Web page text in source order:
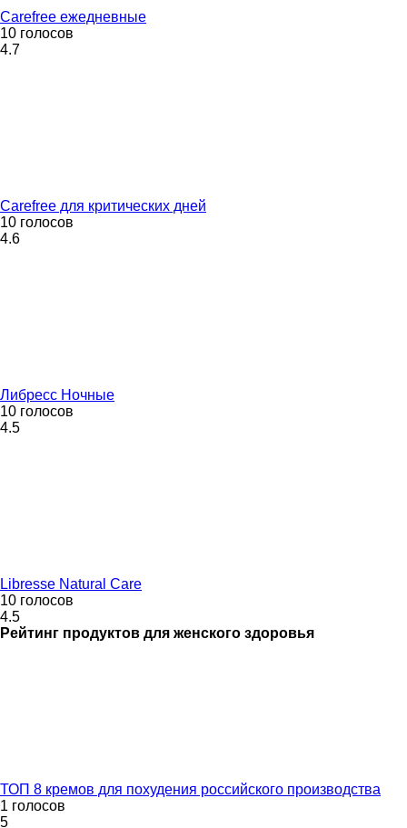
Carefree ежедневные
10 голосов
4.7
Carefree для критических дней
10 голосов
4.6
Либресс Ночные
10 голосов
4.5
Libresse Natural Care
10 голосов
4.5
Рейтинг продуктов для женского здоровья
ТОП 8 кремов для похудения российского производства
1 голосов
5